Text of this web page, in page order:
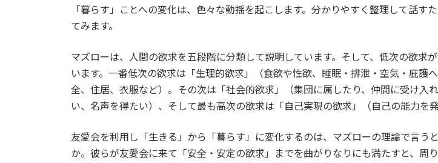
「暮らす」ことへの変化は、色々な動揺を起こします。分かりやすく整理して話
てみます。
マズローは、人間の欲求を五段階に分類して説明しています。そして、低次の欲求
います。一番低次の欲求は「生理的欲求」（食欲や性欲、睡眠・排泄・空気・庇
全、住居、衣服など）。その次は「社会的欲求」（集団に属したり、仲間に受け
い、名声を得たい）、そして最も高次の欲求は「自己実現の欲求」（自己の能力を
友愛会を利用し「生きる」から「暮らす」に変化するのは、マズローの理論で言う
か。彼らが友愛会に来て「安全・安定の欲求」までを曲がりなりにも満たすと、周